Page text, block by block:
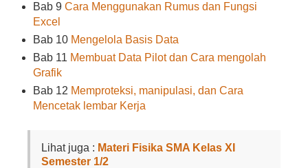
Bab 9 Cara Menggunakan Rumus dan Fungsi
Excel
Bab 10 Mengelola Basis Data
Bab 11 Membuat Data Pilot dan Cara mengolah
Grafik
Bab 12 Memproteksi, manipulasi, dan Cara
Mencetak lembar Kerja
Lihat juga : Materi Fisika SMA Kelas XI
Semester 1/2